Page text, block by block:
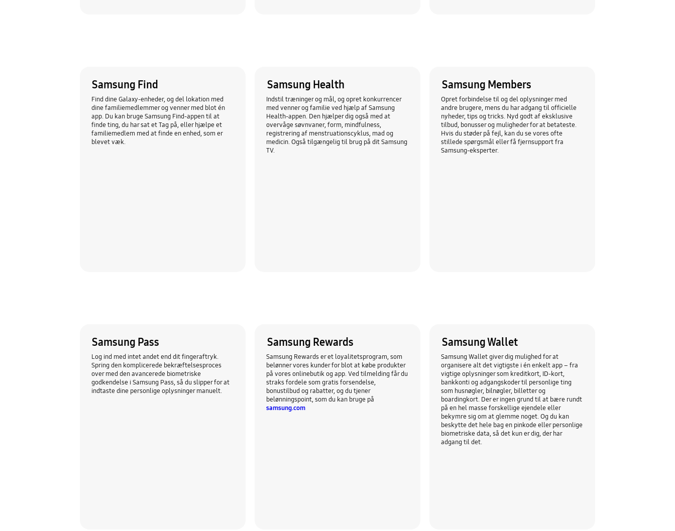
Samsung Find
Find dine Galaxy-enheder, og del lokation med
dine familiemedlemmer og venner med blot én
app. Du kan bruge Samsung Find-appen til at
finde ting, du har sat et Tag på, eller hjælpe et
familiemedlem med at finde en enhed, som er
blevet væk.
Samsung Health
Indstil træninger og mål, og opret konkurrencer
med venner og familie ved hjælp af Samsung
Health-appen. Den hjælper dig også med at
overvåge søvnvaner, form, mindfulness,
registrering af menstruationscyklus, mad og
medicin. Også tilgængelig til brug på dit Samsung
TV.
Samsung Members
Opret forbindelse til og del oplysninger med
andre brugere, mens du har adgang til officielle
nyheder, tips og tricks. Nyd godt af eksklusive
tilbud, bonusser og muligheder for at betateste.
Hvis du støder på fejl, kan du se vores ofte
stillede spørgsmål eller få fjernsupport fra
Samsung-eksperter.
Samsung Pass
Log ind med intet andet end dit fingeraftryk.
Spring den komplicerede bekræftelsesproces
over med den avancerede biometriske
godkendelse i Samsung Pass, så du slipper for at
indtaste dine personlige oplysninger manuelt.
Samsung Rewards
Samsung Rewards er et loyalitetsprogram, som
belønner vores kunder for blot at købe produkter
på vores onlinebutik og app. Ved tilmelding får du
straks fordele som gratis forsendelse,
bonustilbud og rabatter, og du tjener
belønningspoint, som du kan bruge på
samsung.com
Samsung Wallet
Samsung Wallet giver dig mulighed for at
organisere alt det vigtigste i én enkelt app – fra
vigtige oplysninger som kreditkort, ID-kort,
bankkonti og adgangskoder til personlige ting
som husnøgler, bilnøgler, billetter og
boardingkort. Der er ingen grund til at bære rundt
på en hel masse forskellige ejendele eller
bekymre sig om at glemme noget. Og du kan
beskytte det hele bag en pinkode eller personlige
biometriske data, så det kun er dig, der har
adgang til det.